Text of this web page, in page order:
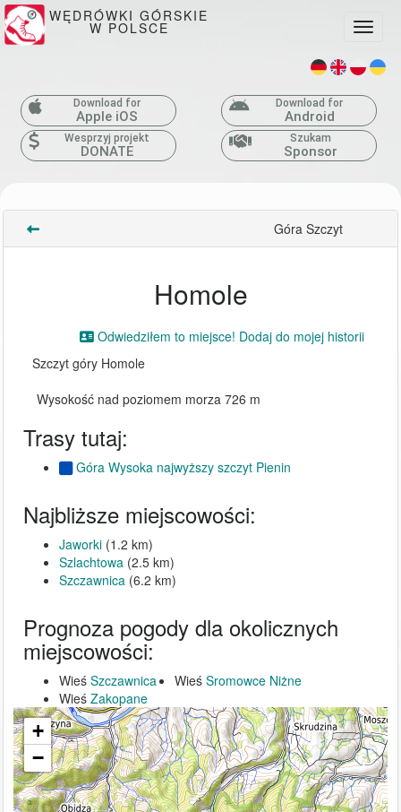
WĘDRÓWKI GÓRSKIE
W POLSCE
Download for
Apple iOS
Download for
Android
Wesprzyj projekt
DONATE
Szukam
Sponsor
Góra Szczyt
Homole
Odwiedziłem to miejsce! Dodaj do mojej historii
Szczyt góry Homole
Wysokość nad poziomem morza 726 m
Trasy tutaj:
Góra Wysoka najwyższy szczyt Pienin
Najbliższe miejscowości:
Jaworki (1.2 km)
Szlachtowa (2.5 km)
Szczawnica (6.2 km)
Prognoza pogody dla okolicznych
miejscowości:
Wieś Szczawnica Wieś Sromowce Niżne
Wieś Zakopane
+
−